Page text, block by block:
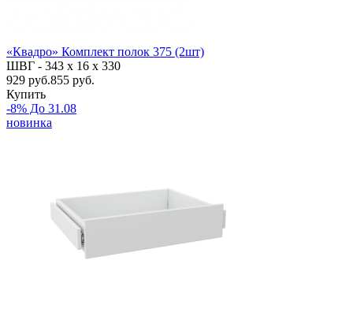
«Квадро» Комплект полок 375 (2шт)
ШВГ - 343 х 16 х 330
929 руб.855 руб.
Купить
-8% До 31.08
новинка